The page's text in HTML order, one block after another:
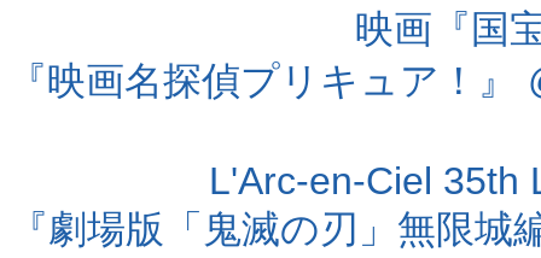
映画『国
『映画名探偵プリキュア！
L'Arc-en-Ciel 35th
『劇場版「鬼滅の刃」無限